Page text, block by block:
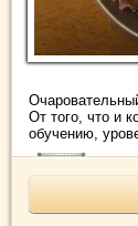
От того, что и
обучению,